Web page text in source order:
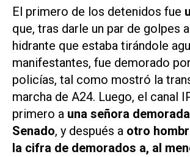
El primero de los detenidos fue
que, tras darle un par de golpes
hidrante que estaba tirándole
manifestantes, fue demorado
policías, tal como mostró la
marcha de A24. Luego, el canal
primero a una señora
Senado, y después a otro
la cifra de demorados a, al